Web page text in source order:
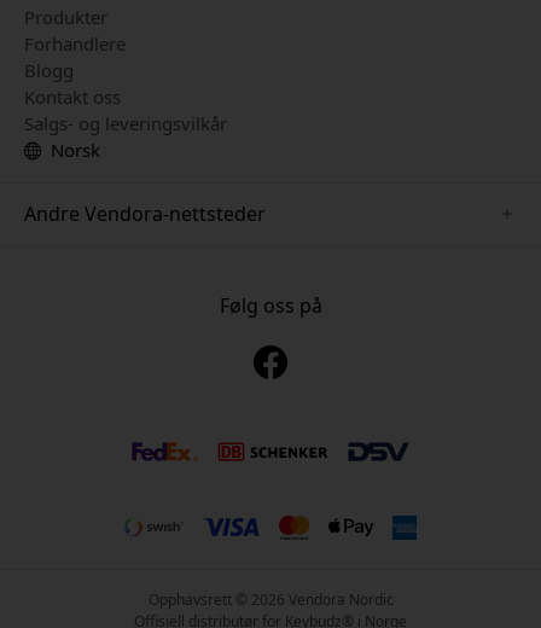
Produkter
Forhandlere
Blogg
Kontakt oss
Salgs- og leveringsvilkår
Norsk
Andre Vendora-nettsteder
Følg oss på
Opphavsrett © 2026 Vendora Nordic
Offisiell distributør for Keybudz® i Norge